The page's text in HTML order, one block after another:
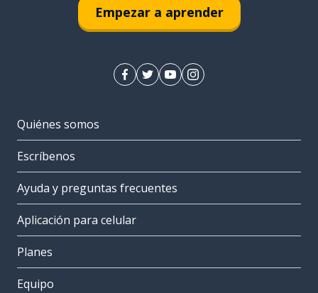
Empezar a aprender
Quiénes somos
Escríbenos
Ayuda y preguntas frecuentes
Aplicación para celular
Planes
Equipo